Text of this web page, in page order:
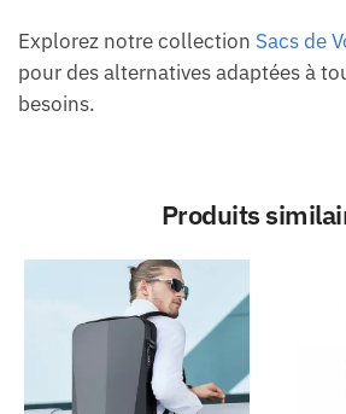
Explorez notre collection Sacs de
pour des alternatives adaptées à
besoins.
Produits